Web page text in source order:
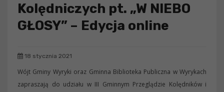
Kolędniczych pt. „W NIEBO
GŁOSY” – Edycja online
18 stycznia 2021
Wójt Gminy Wyryki oraz Gminna Biblioteka Publiczna w Wyrykach
zapraszają do udziału w III Gminnym Przeglądzie Kolędników i